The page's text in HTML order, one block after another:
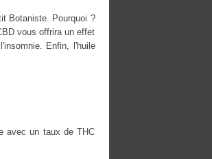
Botaniste. Pourquoi ?
vous offrira un effet
Enfin, l'huile
avec un taux de THC